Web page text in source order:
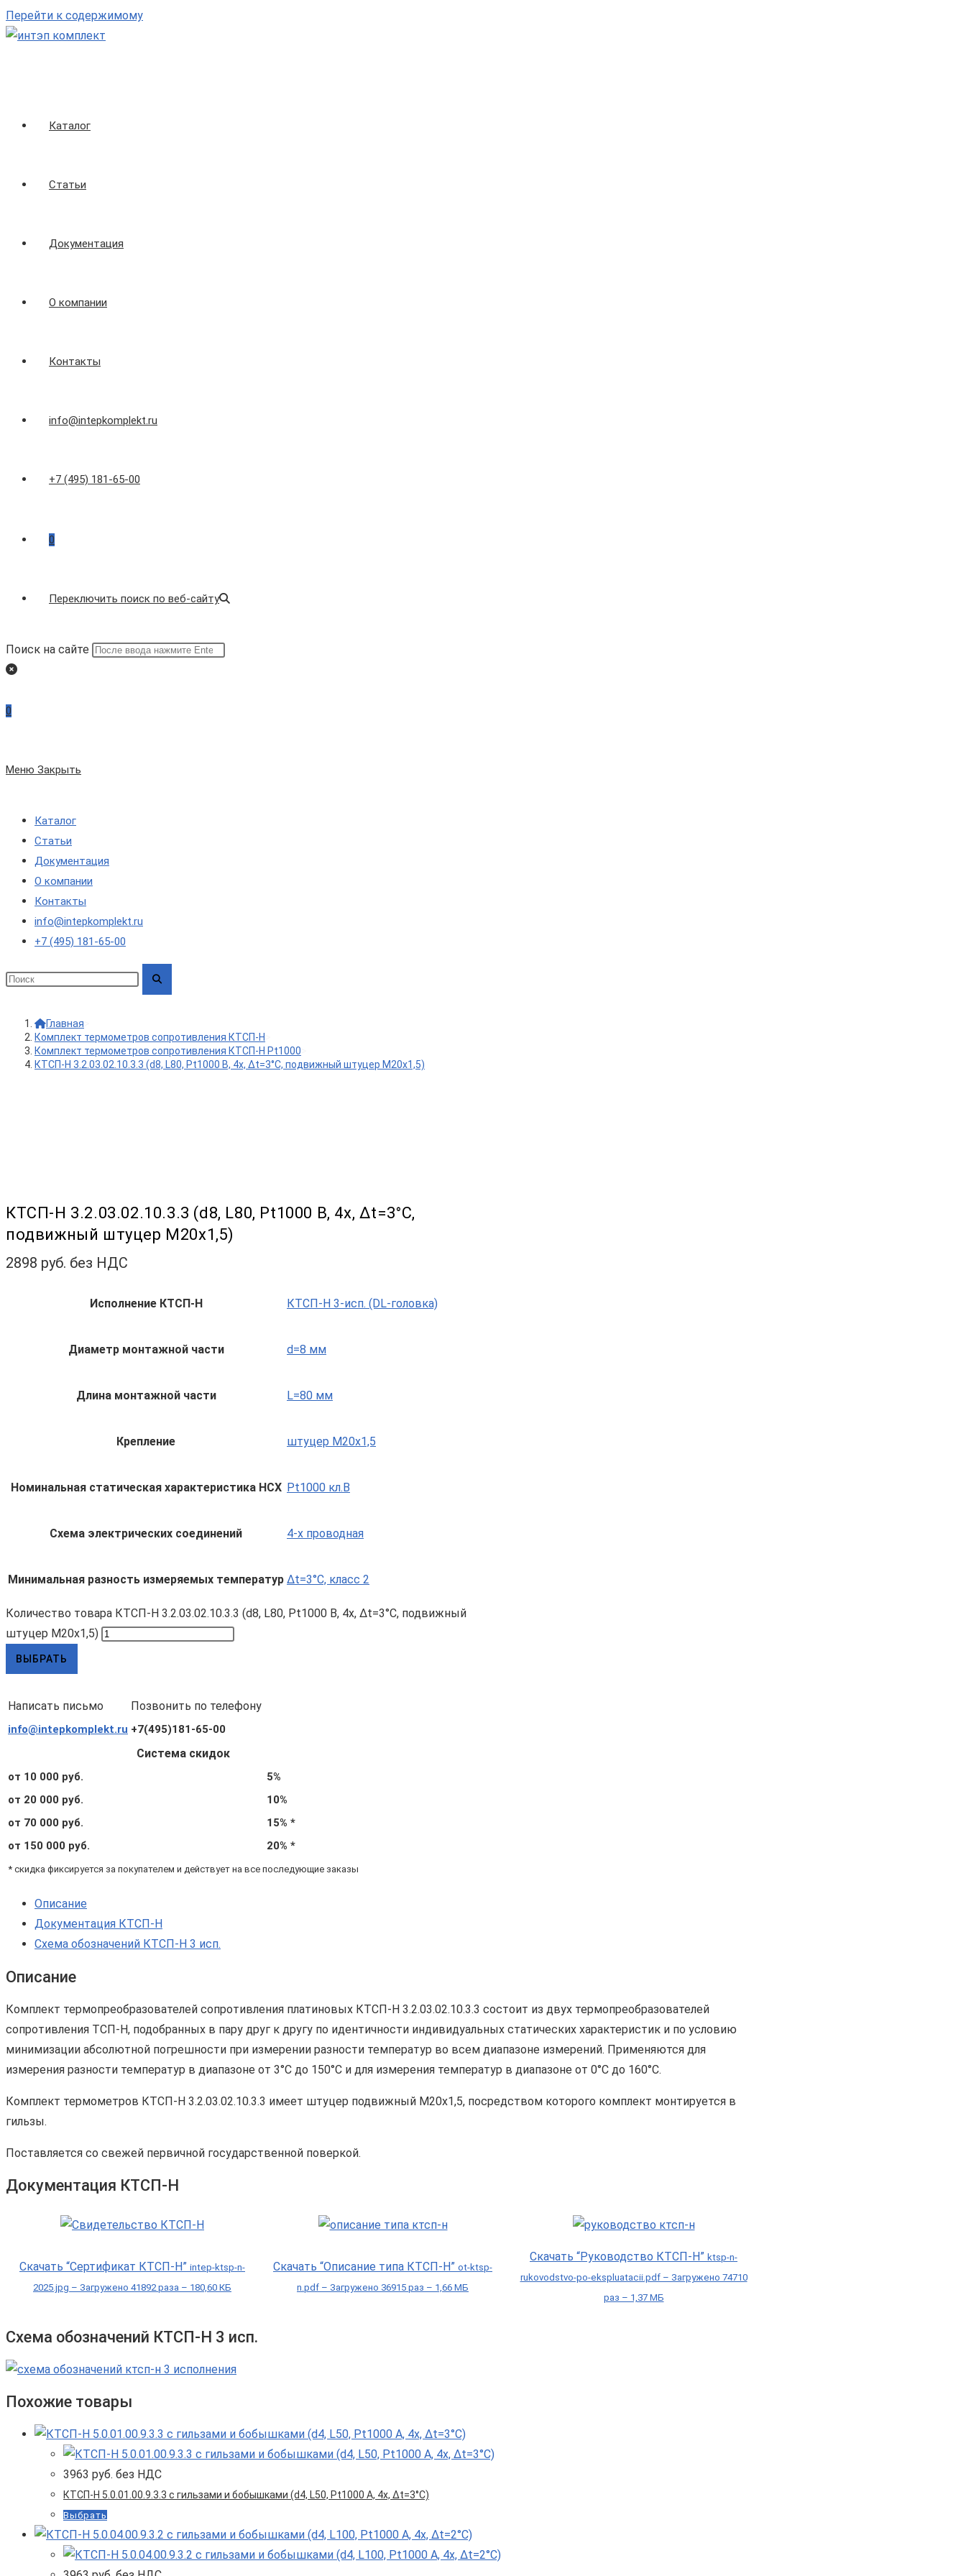
Перейти к содержимому
Каталог
Статьи
Документация
О компании
Контакты
info@intepkomplekt.ru
+7 (495) 181-65-00
0
Переключить поиск по веб-сайту
Поиск на сайте
0
Меню Закрыть
Каталог
Статьи
Документация
О компании
Контакты
info@intepkomplekt.ru
+7 (495) 181-65-00
Главная
Комплект термометров сопротивления КТСП-Н
Комплект термометров сопротивления КТСП-Н Pt1000
КТСП-Н 3.2.03.02.10.3.3 (d8, L80, Pt1000 B, 4х, Δt=3°C, подвижный штуцер М20х1,5)
КТСП-Н 3.2.03.02.10.3.3 (d8, L80, Pt1000 B, 4х, Δt=3°C,
подвижный штуцер М20х1,5)
2898 руб. без НДС
Исполнение КТСП-Н КТСП-Н 3-исп. (DL-головка)
Диаметр монтажной части d=8 мм
Длина монтажной части L=80 мм
Крепление штуцер М20х1,5
Номинальная статическая характеристика НСХ Pt1000 кл.B
Схема электрических соединений 4-х проводная
Минимальная разность измеряемых температур Δt=3°C, класс 2
Количество товара КТСП-Н 3.2.03.02.10.3.3 (d8, L80, Pt1000 B, 4х, Δt=3°C, подвижный
штуцер М20х1,5)
ВЫБРАТЬ
Написать письмо Позвонить по телефону
info@intepkomplekt.ru +7(495)181-65-00
Система скидок
от 10 000 руб.
5%
от 20 000 руб.
10%
от 70 000 руб.
15% *
от 150 000 руб.
20% *
* скидка фиксируется за покупателем и действует на все последующие заказы
Описание
Документация КТСП-Н
Схема обозначений КТСП-Н 3 исп.
Описание
Комплект термопреобразователей сопротивления платиновых КТСП-Н 3.2.03.02.10.3.3 состоит из двух термопреобразователей
сопротивления ТСП-Н, подобранных в пару друг к другу по идентичности индивидуальных статических характеристик и по условию
минимизации абсолютной погрешности при измерении разности температур во всем диапазоне измерений. Применяются для
измерения разности температур в диапазоне от 3°С до 150°С и для измерения температур в диапазоне от 0°С до 160°С.
Комплект термометров КТСП-Н 3.2.03.02.10.3.3 имеет штуцер подвижный М20х1,5, посредством которого комплект монтируется в
гильзы.
Поставляется со свежей первичной государственной поверкой.
Документация КТСП-Н
Скачать “Сертификат КТСП-Н” intep-ktsp-n-
2025.jpg – Загружено 41892 раза – 180,60 КБ
Скачать “Описание типа КТСП-Н” ot-ktsp-
n.pdf – Загружено 36915 раз – 1,66 МБ
Скачать “Руководство КТСП-Н” ktsp-n-
rukovodstvo-po-ekspluatacii.pdf – Загружено 74710
раз – 1,37 МБ
Схема обозначений КТСП-Н 3 исп.
Похожие товары
3963 руб. без НДС
КТСП-Н 5.0.01.00.9.3.3 с гильзами и бобышками (d4, L50, Pt1000 A, 4х, Δt=3°С)
Выбрать